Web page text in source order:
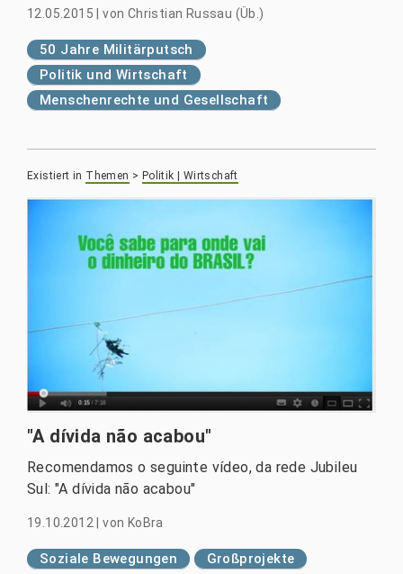
12.05.2015 |von Christian Russau (Üb.)
50 Jahre Militärputsch
Politik und Wirtschaft
Menschenrechte und Gesellschaft
Existiert in Themen > Politik | Wirtschaft
"A dívida não acabou"
Recomendamos o seguinte vídeo, da rede Jubileu
Sul: "A dívida não acabou"
19.10.2012 |von KoBra
Soziale Bewegungen
Großprojekte